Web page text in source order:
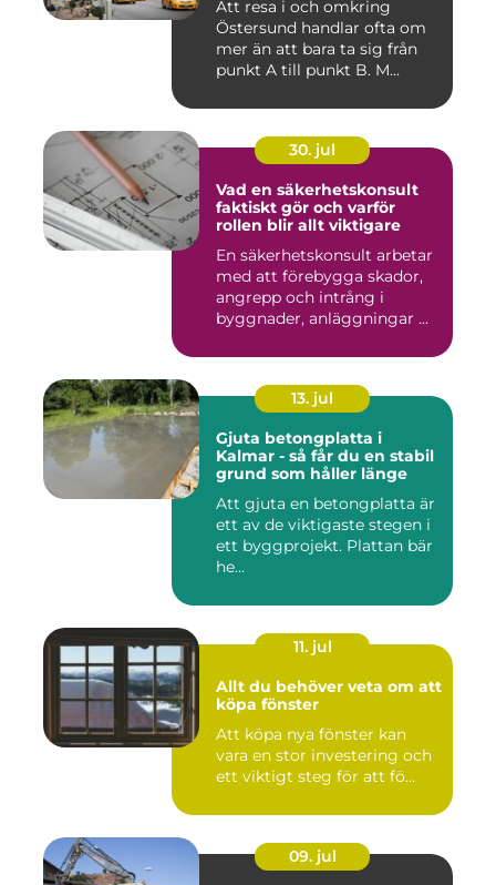
Att resa i och omkring
Östersund handlar ofta om
mer än att bara ta sig från
punkt A till punkt B. M...
30. jul
Vad en säkerhetskonsult
faktiskt gör och varför
rollen blir allt viktigare
En säkerhetskonsult arbetar
med att förebygga skador,
angrepp och intrång i
byggnader, anläggningar ...
13. jul
Gjuta betongplatta i
Kalmar - så får du en stabil
grund som håller länge
Att gjuta en betongplatta är
ett av de viktigaste stegen i
ett byggprojekt. Plattan bär
he...
11. jul
Allt du behöver veta om att
köpa fönster
Att köpa nya fönster kan
vara en stor investering och
ett viktigt steg för att fö...
09. jul